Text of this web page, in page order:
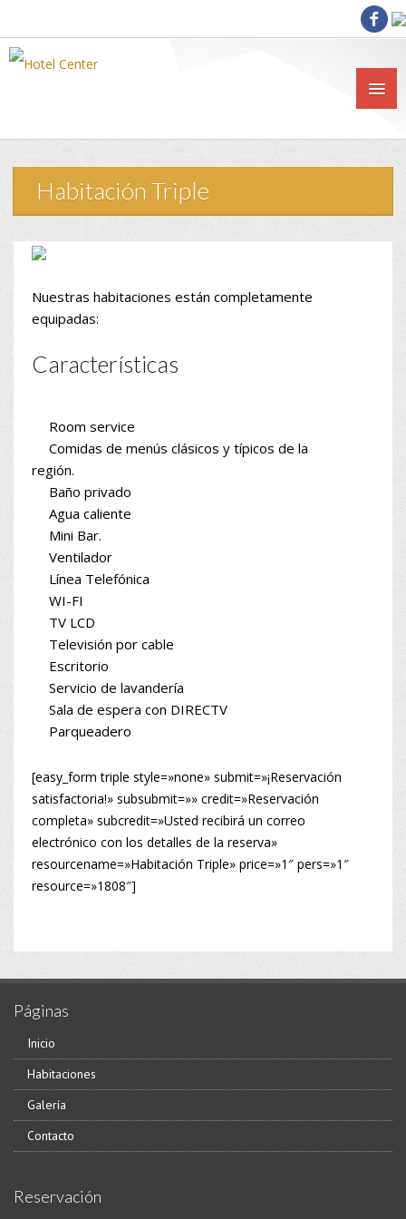
Habitación Triple
Nuestras habitaciones están completamente
equipadas:
Características
Room service
Comidas de menús clásicos y típicos de la
región.
Baño privado
Agua caliente
Mini Bar.
Ventilador
Línea Telefónica
WI-FI
TV LCD
Televisión por cable
Escritorio
Servicio de lavandería
Sala de espera con DIRECTV
Parqueadero
[easy_form triple style=»none» submit=»¡Reservación
satisfactoria!» subsubmit=»» credit=»Reservación
completa» subcredit=»Usted recibirá un correo
electrónico con los detalles de la reserva»
resourcename=»Habitación Triple» price=»1″ pers=»1″
resource=»1808″]
Páginas
Inicio
Habitaciones
Galería
Contacto
Reservación